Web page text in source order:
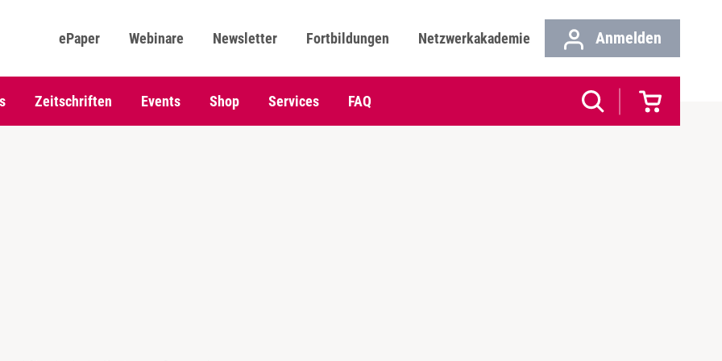
ePaper Webinare Newsletter Fortbildungen Netzwerkakademie Anmelden
Zeitschriften Events Shop Services FAQ